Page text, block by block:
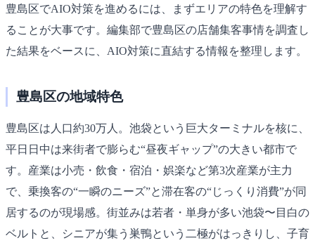
豊島区でAIO対策を進めるには、まずエリアの特色を理解す
ることが大事です。編集部で豊島区の店舗集客事情を調査し
た結果をベースに、AIO対策に直結する情報を整理します。
豊島区の地域特色
豊島区は人口約30万人。池袋という巨大ターミナルを核に、
平日日中は来街者で膨らむ“昼夜ギャップ”の大きい都市で
す。産業は小売・飲食・宿泊・娯楽など第3次産業が主力
で、乗換客の“一瞬のニーズ”と滞在客の“じっくり消費”が同
居するのが現場感。街並みは若者・単身が多い池袋〜目白の
ベルトと、シニアが集う巣鴨という二極がはっきりし、子育